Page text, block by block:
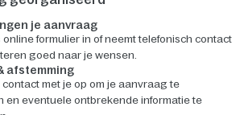
je aanvraag
online formulier in of neemt telefonisch contact
goed naar je wensen.
afstemming
contact met je op om je aanvraag te
en eventuele ontbrekende informatie te